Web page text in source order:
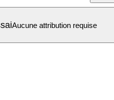
Aucune attribution requise